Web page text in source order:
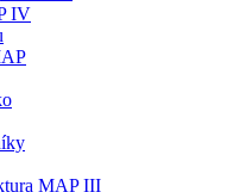
IV
MAP III